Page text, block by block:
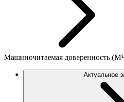
Машиночитаемая доверенность
Актуальное